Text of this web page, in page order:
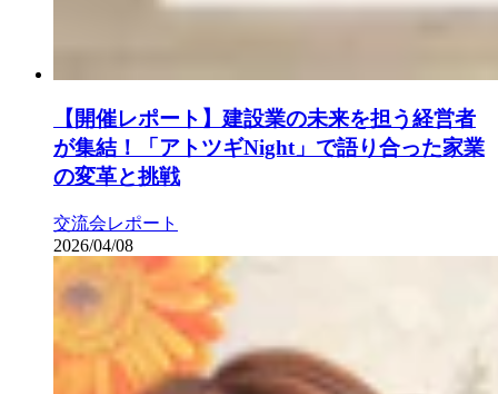
【開催レポート】建設業の未来を担う経営者
が集結！「アトツギNight」で語り合った家業
の変革と挑戦
交流会レポート
2026/04/08